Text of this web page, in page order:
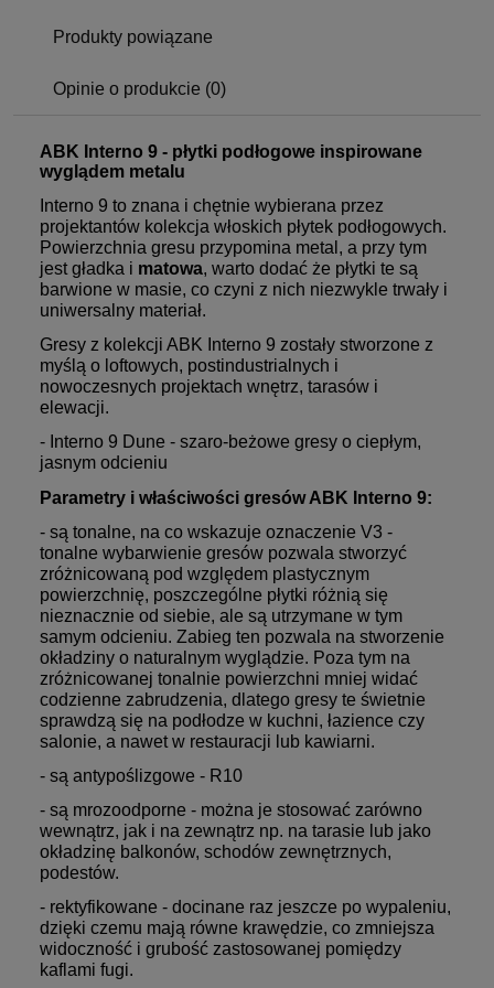
Produkty powiązane
Opinie o produkcie (0)
ABK Interno 9 - płytki podłogowe inspirowane
wyglądem metalu
Interno 9 to znana i chętnie wybierana przez
projektantów kolekcja włoskich płytek podłogowych.
Powierzchnia gresu przypomina metal, a przy tym
jest gładka i matowa, warto dodać że płytki te są
barwione w masie, co czyni z nich niezwykle trwały i
uniwersalny materiał.
Gresy z kolekcji ABK Interno 9 zostały stworzone z
myślą o loftowych, postindustrialnych i
nowoczesnych projektach wnętrz, tarasów i
elewacji.
- Interno 9 Dune - szaro-beżowe gresy o ciepłym,
jasnym odcieniu
Parametry i właściwości gresów ABK Interno 9:
- są tonalne, na co wskazuje oznaczenie V3 -
tonalne wybarwienie gresów pozwala stworzyć
zróżnicowaną pod względem plastycznym
powierzchnię, poszczególne płytki różnią się
nieznacznie od siebie, ale są utrzymane w tym
samym odcieniu. Zabieg ten pozwala na stworzenie
okładziny o naturalnym wyglądzie. Poza tym na
zróżnicowanej tonalnie powierzchni mniej widać
codzienne zabrudzenia, dlatego gresy te świetnie
sprawdzą się na podłodze w kuchni, łazience czy
salonie, a nawet w restauracji lub kawiarni.
- są antypoślizgowe - R10
- są mrozoodporne - można je stosować zarówno
wewnątrz, jak i na zewnątrz np. na tarasie lub jako
okładzinę balkonów, schodów zewnętrznych,
podestów.
- rektyfikowane - docinane raz jeszcze po wypaleniu,
dzięki czemu mają równe krawędzie, co zmniejsza
widoczność i grubość zastosowanej pomiędzy
kaflami fugi.